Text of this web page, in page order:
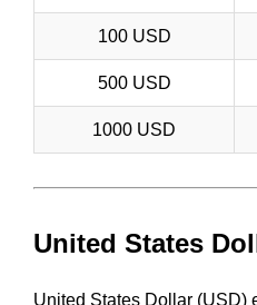
100 USD
500 USD
1000 USD
United States
United States Dollar (USD)